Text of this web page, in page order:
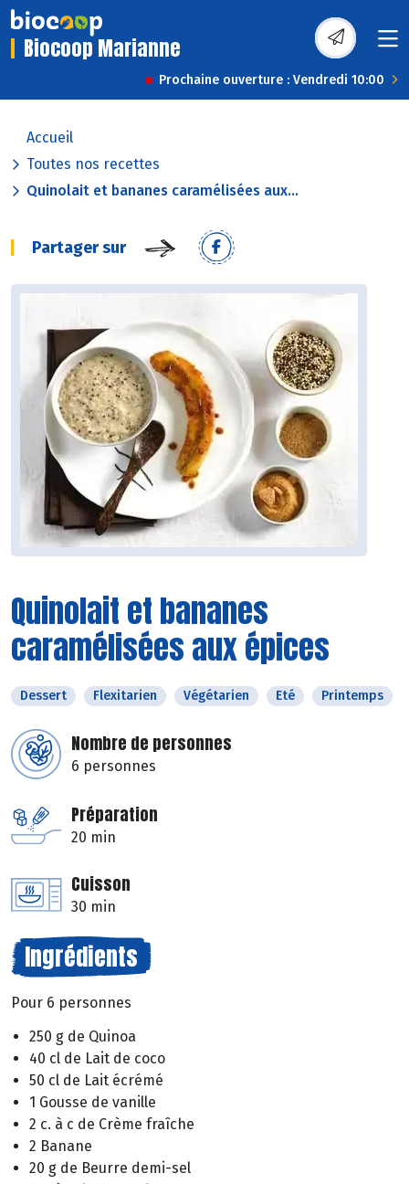
Biocoop Marianne
Prochaine ouverture : Vendredi 10:00
Accueil
Toutes nos recettes
Quinolait et bananes caramélisées aux...
Partager sur
Quinolait et bananes
caramélisées aux épices
Dessert Flexitarien Végétarien Eté Printemps
Nombre de personnes
6 personnes
Préparation
20 min
Cuisson
30 min
Ingrédients
Pour 6 personnes
250 g de Quinoa
40 cl de Lait de coco
50 cl de Lait écrémé
1 Gousse de vanille
2 c. à c de Crème fraîche
2 Banane
20 g de Beurre demi-sel